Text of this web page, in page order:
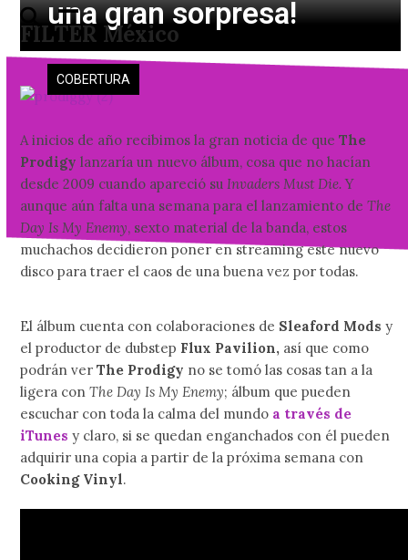
Skip
content
FILTER México
Open
mobile
menu
Close
mobile
menu
COBERTURA
una gran sorpresa!
A inicios de año recibimos la gran noticia de que The
Prodigylanzaría un nuevo álbum, cosa que no hacían
desde 2009 cuando apareció suInvaders Must Die.Y
aunque aún falta una semana para el lanzamiento deThe
Day Is My Enemy, sexto material de la banda, estos
muchachos decidieron poner en streaming este nuevo
disco para traer el caos de una buena vez por todas.
El álbum cuenta con colaboraciones de Sleaford Mods y
el productor de dubstep Flux Pavilion, así que como
podrán ver The Prodigy no se tomó las cosas tan a la
ligera conThe Day Is My Enemy; álbum que pueden
escuchar con toda la calma del mundo a través de
iTunes y claro, si se quedan enganchados con él pueden
adquirir una copia a partir de la próxima semana con
Cooking Vinyl.